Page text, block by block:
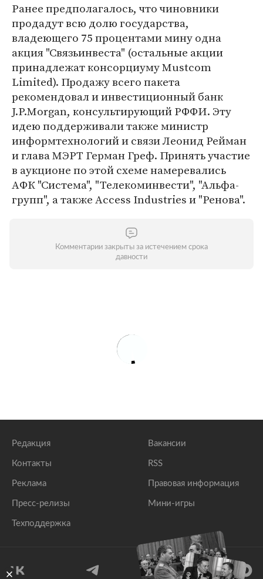
Ранее предполагалось, что чиновники
продадут всю долю государства,
владеющего 75 процентами мину одна
акция "Связьинвеста" (остальные акции
принадлежат консорциуму Mustcom
Limited). Продажу всего пакета
рекомендовал и инвестиционный банк
J.P.Morgan, консультирующий РФФИ. Эту
идею поддерживали также министр
информтехнологий и связи Леонид Рейман
и глава МЭРТ Герман Греф. Принять участие
в аукционе по этой схеме намеревались
АФК "Система", "Телекоминвести", "Альфа-
групп", а также Access Industries и "Ренова".
Комментарии закрыты за истечением срока
давности
Редакция
Контакты
Реклама
Пресс-релизы
Техподдержка
Вакансии
RSS
Правовая информация
Мини-игры